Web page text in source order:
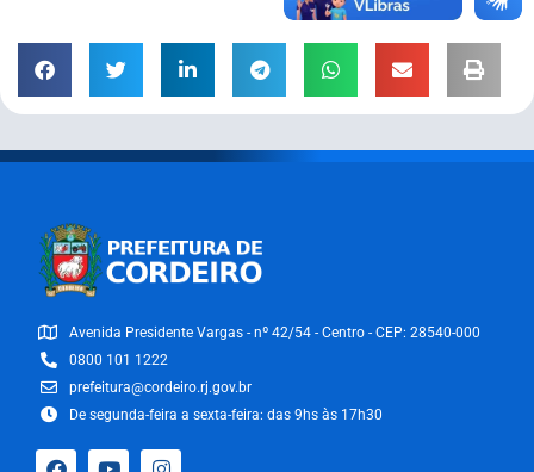
Avenida Presidente Vargas - nº 42/54 - Centro - CEP: 28540-000
0800 101 1222
prefeitura@cordeiro.rj.gov.br
De segunda-feira a sexta-feira: das 9hs às 17h30